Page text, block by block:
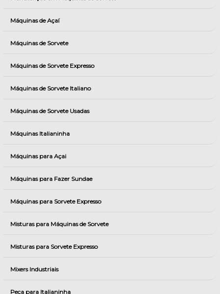
Máquinas de Açaí
Máquinas de Sorvete
Máquinas de Sorvete Expresso
Máquinas de Sorvete Italiano
Máquinas de Sorvete Usadas
Máquinas Italianinha
Máquinas para Açai
Máquinas para Fazer Sundae
Máquinas para Sorvete Expresso
Misturas para Máquinas de Sorvete
Misturas para Sorvete Expresso
Mixers Industriais
Peça para Italianinha